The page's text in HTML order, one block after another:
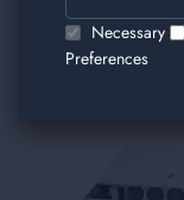
Necessary
Preferences
Am găsit